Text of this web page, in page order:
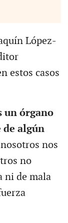
López-
estos casos
un órgano
algún
nos
no
ni de mala